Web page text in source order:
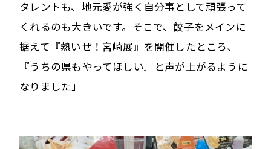
タレントも、地元愛が強く自分事として頑張って
くれるのも大きいです。そこで、餃子をメインに
据えて『熱いぜ！宮崎展』を開催したところ、
『うちの県もやってほしい』と声が上がるように
なりました」